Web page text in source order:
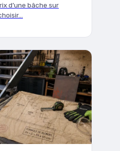
d’une bâche sur